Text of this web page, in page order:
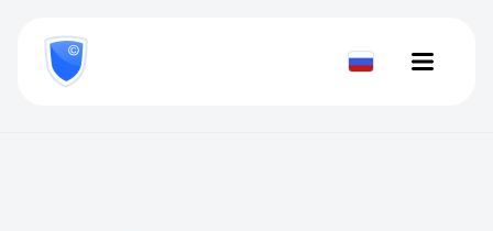
800
777-
81-Проверить